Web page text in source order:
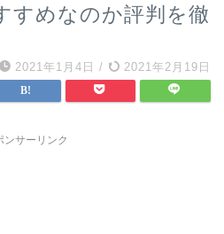
すめなのか評判を徹
2021年1月4日 / 2021年2月19日
ンサーリンク